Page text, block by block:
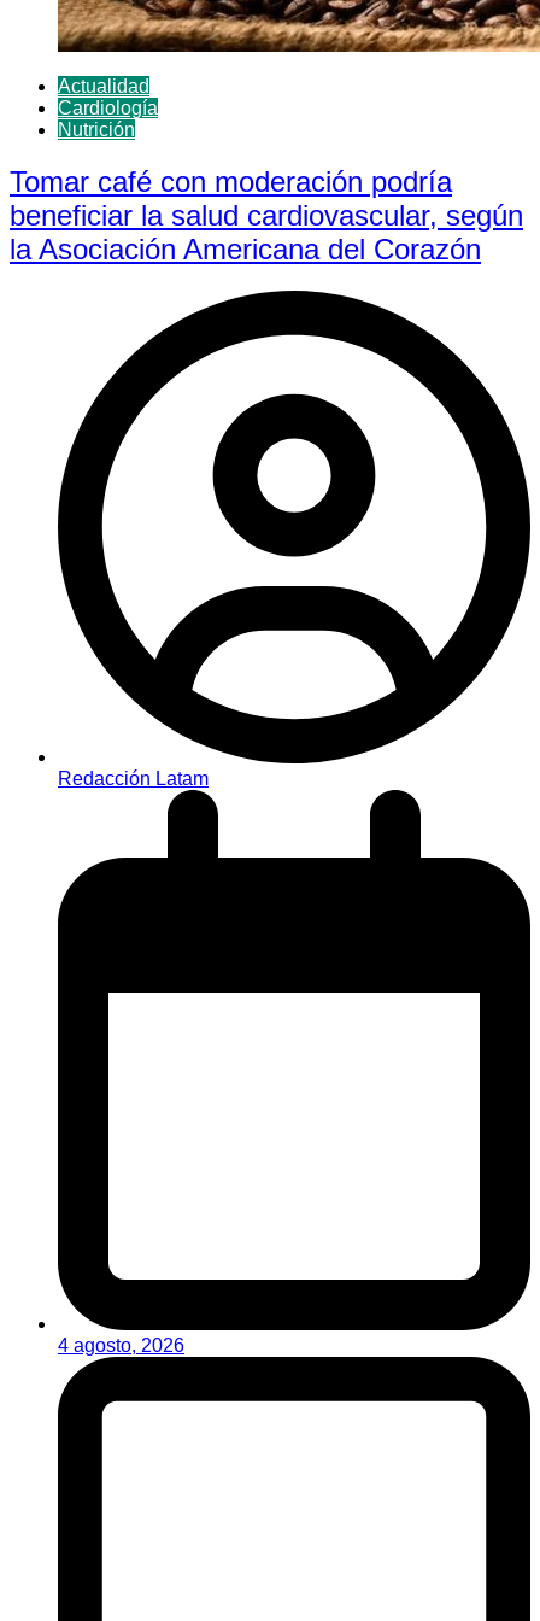
Actualidad
Cardiología
Nutrición
Tomar café con moderación podría
beneficiar la salud cardiovascular, según
la Asociación Americana del Corazón
Redacción Latam
4 agosto, 2026